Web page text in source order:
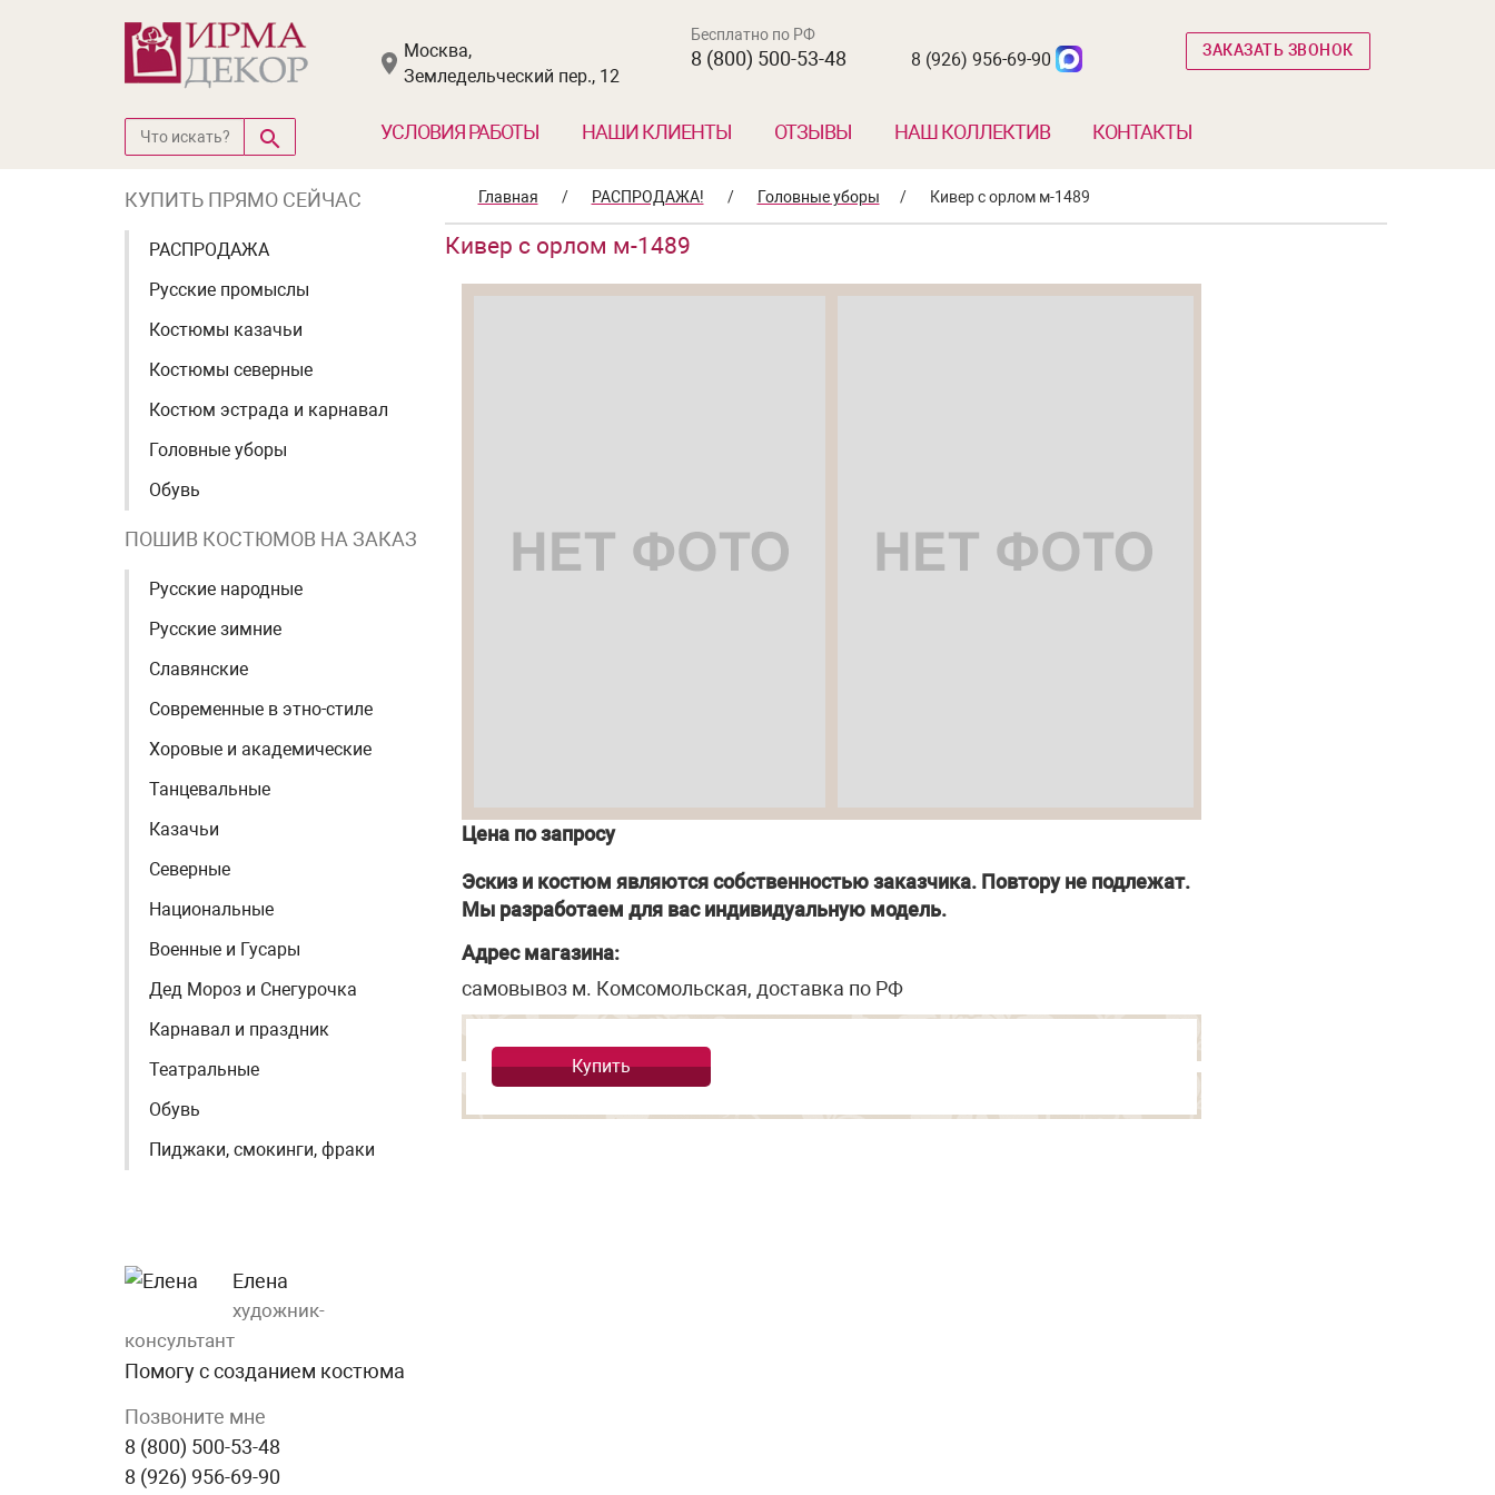
Москва,
Земледельческий пер., 12
Бесплатно по РФ
8 (800) 500-53-48 8 (926) 956-69-90 ЗАКАЗАТЬ ЗВОНОК
УСЛОВИЯ РАБОТЫ НАШИ КЛИЕНТЫ ОТЗЫВЫ НАШ КОЛЛЕКТИВ КОНТАКТЫ
КУПИТЬ ПРЯМО СЕЙЧАС
РАСПРОДАЖА
Русские промыслы
Костюмы казачьи
Костюмы северные
Костюм эстрада и карнавал
Головные уборы
Обувь
ПОШИВ КОСТЮМОВ НА ЗАКАЗ
Русские народные
Русские зимние
Славянские
Современные в этно-стиле
Хоровые и академические
Танцевальные
Казачьи
Северные
Национальные
Военные и Гусары
Дед Мороз и Снегурочка
Карнавал и праздник
Театральные
Обувь
Пиджаки, смокинги, фраки
Елена
художник-
консультант
Помогу с созданием костюма
Позвоните мне
8 (800) 500-53-48
8 (926) 956-69-90
Главная / РАСПРОДАЖА! / Головные уборы / Кивер с орлом м-1489
Кивер с орлом м-1489
Цена по запросу
Эскиз и костюм являются собственностью заказчика. Повтору не подлежат.
Мы разработаем для вас индивидуальную модель.
Адрес магазина:
самовывоз м. Комсомольская, доставка по РФ
Купить